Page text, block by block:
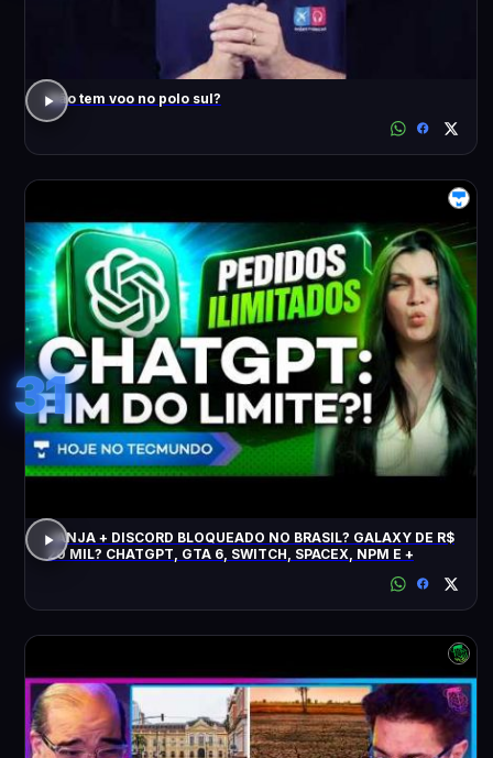
Não tem voo no polo sul?
31
JANJA + DISCORD BLOQUEADO NO BRASIL? GALAXY DE R$
20 MIL? CHATGPT, GTA 6, SWITCH, SPACEX, NPM E +